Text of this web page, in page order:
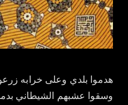
هدموا بلدي وعلى خرابه
وسقوا عشبهم الشيطاني